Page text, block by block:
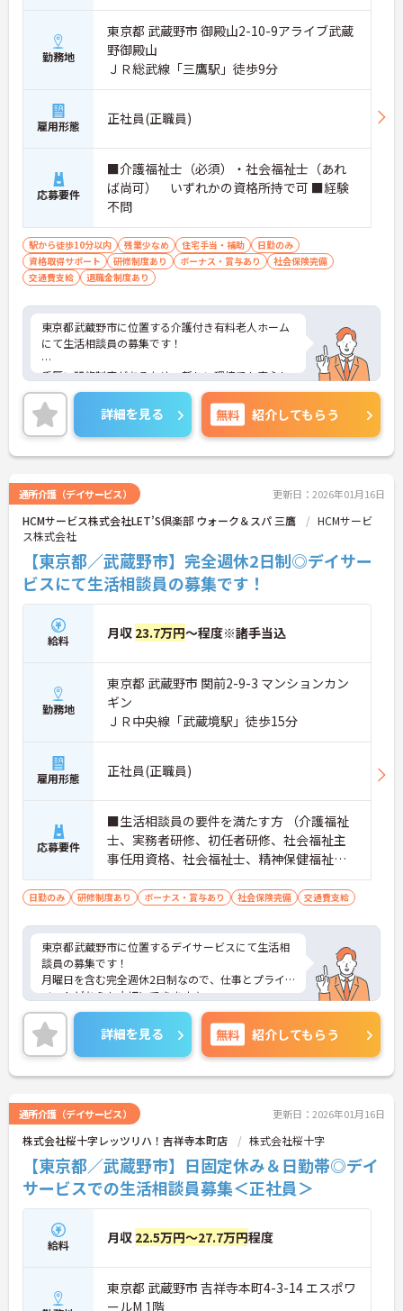
勤務地
東京都 武蔵野市 御殿山2-10-9アライブ武蔵
野御殿山
ＪＲ総武線「三鷹駅」徒歩9分
雇用形態 正社員(正職員)
応募要件
■介護福祉士（必須）・社会福祉士（あれ
ば尚可） いずれかの資格所持で可 ■経験
不問
駅から徒歩10分以内 残業少なめ 住宅手当・補助
日勤のみ
資格取得サポート
研修制度あり ボーナス・賞与あり
社会保険完備
交通費支給
退職金制度あり
東京都武蔵野市に位置する介護付き有料老人ホーム
にて生活相談員の募集です！
手厚い研修制度があるため、新しい環境でも安心し
てご就業いただけます。
ご興味ある方には、面接対策ポイントなど、さらに
詳細をお話しいたしますのでお気軽にご相談くださ
い！
詳細を見る 無料 紹介してもらう
通所介護（デイサービス） 更新日：2026年01月16日
HCMサービス株式会社LET’S倶楽部 ウォーク＆スパ 三鷹
HCMサービ
ス株式会社
【東京都／武蔵野市】完全週休2日制◎デイサー
ビスにて生活相談員の募集です！
給料 月収 23.7万円～程度※諸手当込
勤務地
東京都 武蔵野市 関前2-9-3 マンションカン
ギン
ＪＲ中央線「武蔵境駅」徒歩15分
雇用形態 正社員(正職員)
応募要件
■生活相談員の要件を満たす方 （介護福祉
士、実務者研修、初任者研修、社会福祉主
事任用資格、社会福祉士、精神保健福祉
士、介護支援専門員 等） ■普通自動車免
許（AT限定可） ■経験者優遇
日勤のみ 研修制度あり ボーナス・賞与あり 社会保険完備 交通費支給
東京都武蔵野市に位置するデイサービスにて生活相
談員の募集です！
月曜日を含む完全週休2日制なので、仕事とプライ
ベートどちらも大切にできます★
日勤帯のみのお仕事ですので、ご家庭をお持ちの方
も働きやすい勤務時間でオススメです◎
ご興味のある方は、マイナビ介護職までお問い合わ
せください。
詳細を見る 無料 紹介してもらう
通所介護（デイサービス） 更新日：2026年01月16日
株式会社桜十字レッツリハ！吉祥寺本町店 株式会社桜十字
【東京都／武蔵野市】日固定休み＆日勤帯◎デイ
サービスでの生活相談員募集＜正社員＞
給料 月収 22.5万円～27.7万円程度
東京都 武蔵野市 吉祥寺本町4-3-14 エスポワ
ールM 1階